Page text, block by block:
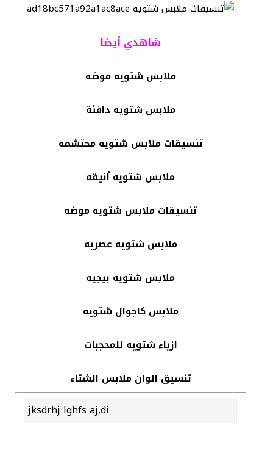
شاهدي أيضا
ملابس شتويه موضه
ملابس شتويه دافئة
تنسيقات ملابس شتويه محتشمه
ملابس شتويه أنيقه
تنسيقات ملابس شتويه موضه
ملابس شتويه عصريه
ملابس شتويه بيجيه
ملابس كاجوال شتويه
ازياء شتويه للمحجبات
تنسيق الوان ملابس الشتاء
jksdrhj lghfs aj,di